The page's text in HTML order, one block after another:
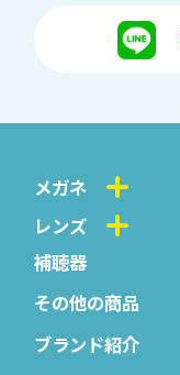
メガネ
レンズ
補聴器
その他の商品
ブランド紹介